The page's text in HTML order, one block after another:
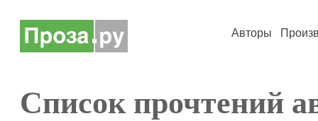
Авторы
Список прочтений